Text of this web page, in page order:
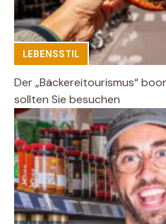
LEBENSSTIL
Der „Bäckereitourismus“
sollten Sie besuchen